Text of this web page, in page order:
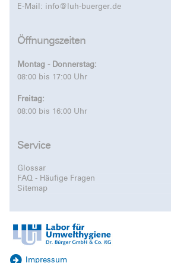
E-Mail: info@luh-buerger.de
Öffnungszeiten
Montag - Donnerstag:
08:00 bis 17:00 Uhr
Freitag:
08:00 bis 16:00 Uhr
Service
Glossar
FAQ - Häufige Fragen
Sitemap
Impressum